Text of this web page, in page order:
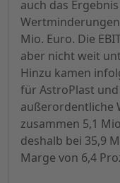
auch das
Mio. Euro. Die
aber nicht weit
Hinzu kamen
für AstroPlast
außerordentliche
zusammen 5,1
deshalb bei 35,9
Marge von 6,4